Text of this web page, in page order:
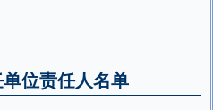
位责任人名单